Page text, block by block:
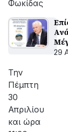
Φωκίδας
29
Την
Πέμπτη
30
Απριλίου
και ώρα